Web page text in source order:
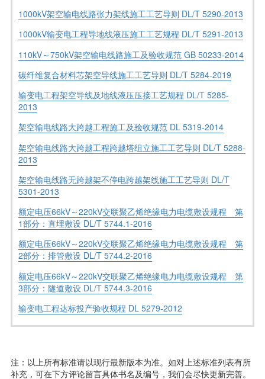
1000kV架空输电线路张力架线施工工艺导则 DL/T 5290-2013
1000kV输变电工程导地线液压施工工艺规程 DL/T 5291-2013
110kV～750kV架空输电线路施工及验收规范 GB 50233-2014
碳纤维复合材料芯架空导线施工工艺导则 DL/T 5284-2019
输变电工程架空导线及地线液压压接工艺规程 DL/T 5285-
2013
架空输电线路大跨越工程施工及验收规范 DL 5319-2014
架空输电线路大跨越工程跨越塔组立施工工艺导则 DL/T 5288-
2013
架空输电线路无跨越架不停电跨越架线施工工艺导则 DL/T
5301-2013
额定电压66kV～220kV交联聚乙烯绝缘电力电缆敷设规程 第
1部分：直埋敷设 DL/T 5744.1-2016
额定电压66kV～220kV交联聚乙烯绝缘电力电缆敷设规程 第
2部分：排管敷设 DL/T 5744.2-2016
额定电压66kV～220kV交联聚乙烯绝缘电力电缆敷设规程 第
3部分：隧道敷设 DL/T 5744.3-2016
输变电工程达标投产验收规程 DL 5279-2012
注：以上所有标准请以现行最新版本为准。如对上述标准列表有所
补充，可在下方评论留言具体书名及编号，我们会尽快更新完善。